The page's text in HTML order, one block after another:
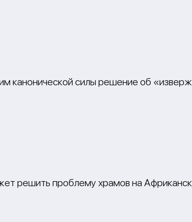
канонической силы решение об
решить проблему храмов на